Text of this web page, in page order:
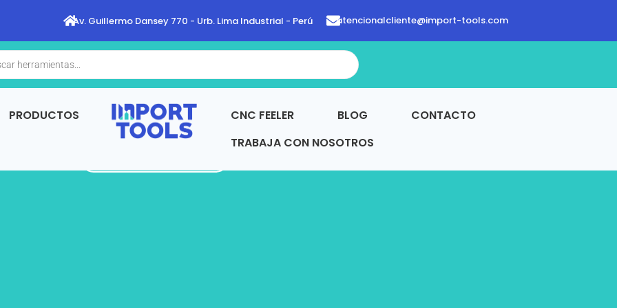
Av. Guillermo Dansey 770 - Urb. Lima Industrial - Perú atencionalcliente@import-tools.com
PRODUCTOS CNC FEELER BLOG
CONTACTO
TRABAJA CON NOSOTROS